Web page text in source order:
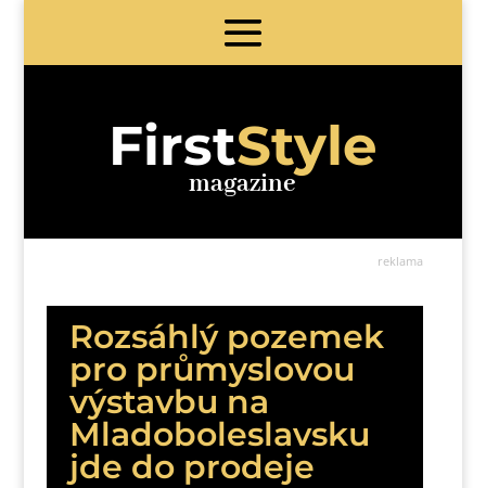
FirstStyle
magazine
reklama
Rozsáhlý pozemek
pro průmyslovou
výstavbu na
Mladoboleslavsku
jde do prodeje